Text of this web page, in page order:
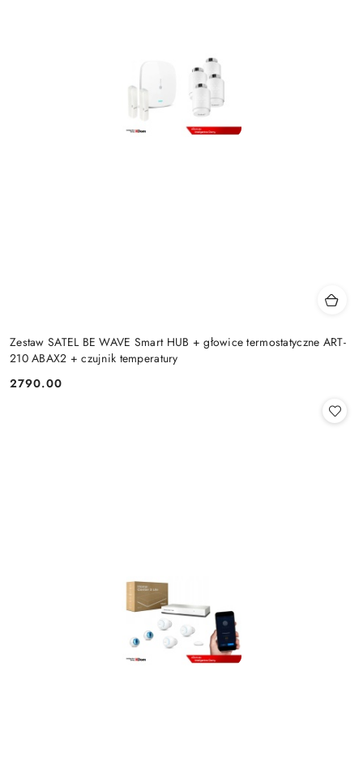
Zestaw SATEL BE WAVE Smart HUB + głowice termostatyczne ART-
210 ABAX2 + czujnik temperatury
Cena:
2790.00